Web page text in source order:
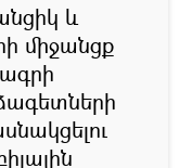
և
միջանցք